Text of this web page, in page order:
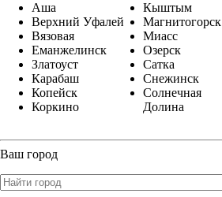
Аша
Верхний Уфалей
Вязовая
Еманжелинск
Златоуст
Карабаш
Копейск
Коркино
Кыштым
Магнитогорск
Миасс
Озерск
Сатка
Снежинск
Солнечная
Долина
Ваш город